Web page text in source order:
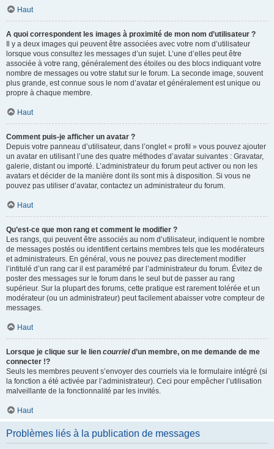
Haut
A quoi correspondent les images à proximité de mon nom d’utilisateur ?
Il y a deux images qui peuvent être associées avec votre nom d’utilisateur
lorsque vous consultez les messages d’un sujet. L’une d’elles peut être
associée à votre rang, généralement des étoiles ou des blocs indiquant votre
nombre de messages ou votre statut sur le forum. La seconde image, souvent
plus grande, est connue sous le nom d’avatar et généralement est unique ou
propre à chaque membre.
Haut
Comment puis-je afficher un avatar ?
Depuis votre panneau d’utilisateur, dans l’onglet « profil » vous pouvez ajouter
un avatar en utilisant l’une des quatre méthodes d’avatar suivantes : Gravatar,
galerie, distant ou importé. L’administrateur du forum peut activer ou non les
avatars et décider de la manière dont ils sont mis à disposition. Si vous ne
pouvez pas utiliser d’avatar, contactez un administrateur du forum.
Haut
Qu’est-ce que mon rang et comment le modifier ?
Les rangs, qui peuvent être associés au nom d’utilisateur, indiquent le nombre
de messages postés ou identifient certains membres tels que les modérateurs
et administrateurs. En général, vous ne pouvez pas directement modifier
l’intitulé d’un rang car il est paramétré par l’administrateur du forum. Évitez de
poster des messages sur le forum dans le seul but de passer au rang
supérieur. Sur la plupart des forums, cette pratique est rarement tolérée et un
modérateur (ou un administrateur) peut facilement abaisser votre compteur de
messages.
Haut
Lorsque je clique sur le lien courrield’un membre, on me demande de me
connecter !?
Seuls les membres peuvent s’envoyer des courriels via le formulaire intégré (si
la fonction a été activée par l’administrateur). Ceci pour empêcher l’utilisation
malveillante de la fonctionnalité par les invités.
Haut
Problèmes liés à la publication de messages